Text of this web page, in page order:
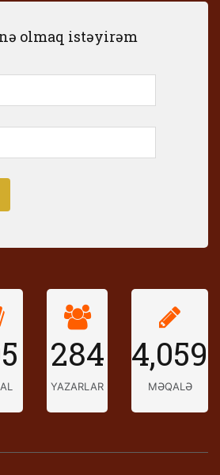
olmaq istəyirəm
284
YAZARLAR
4,059
MƏQALƏ